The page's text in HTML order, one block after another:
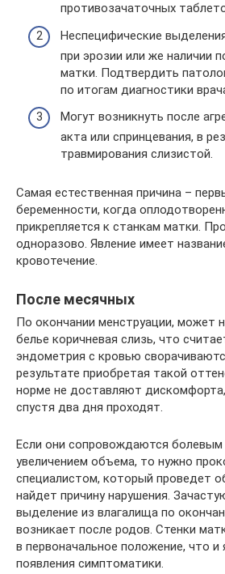
противозачаточных
Неспецифические
при эрозии или же наличии
матки. Подтвердить
по итогам диагностики
Могут возникнуть после
акта или спринцевания, в
травмирования слизистой.
Самая естественная причина –
беременности, когда
прикрепляется к станкам матки.
одноразово. Явление имеет
кровотечение.
После месячных
По окончании менструации, может
белье коричневая слизь, что
эндометрия с кровью
результате приобретая такой
норме не доставляют
спустя два дня проходят.
Если они сопровождаются
увеличением объема, то нужно
специалистом, который проведет
найдет причину нарушения.
выделение из влагалища по
возникает после родов. Стенки
в первоначальное положение, что и
появления симптоматики.